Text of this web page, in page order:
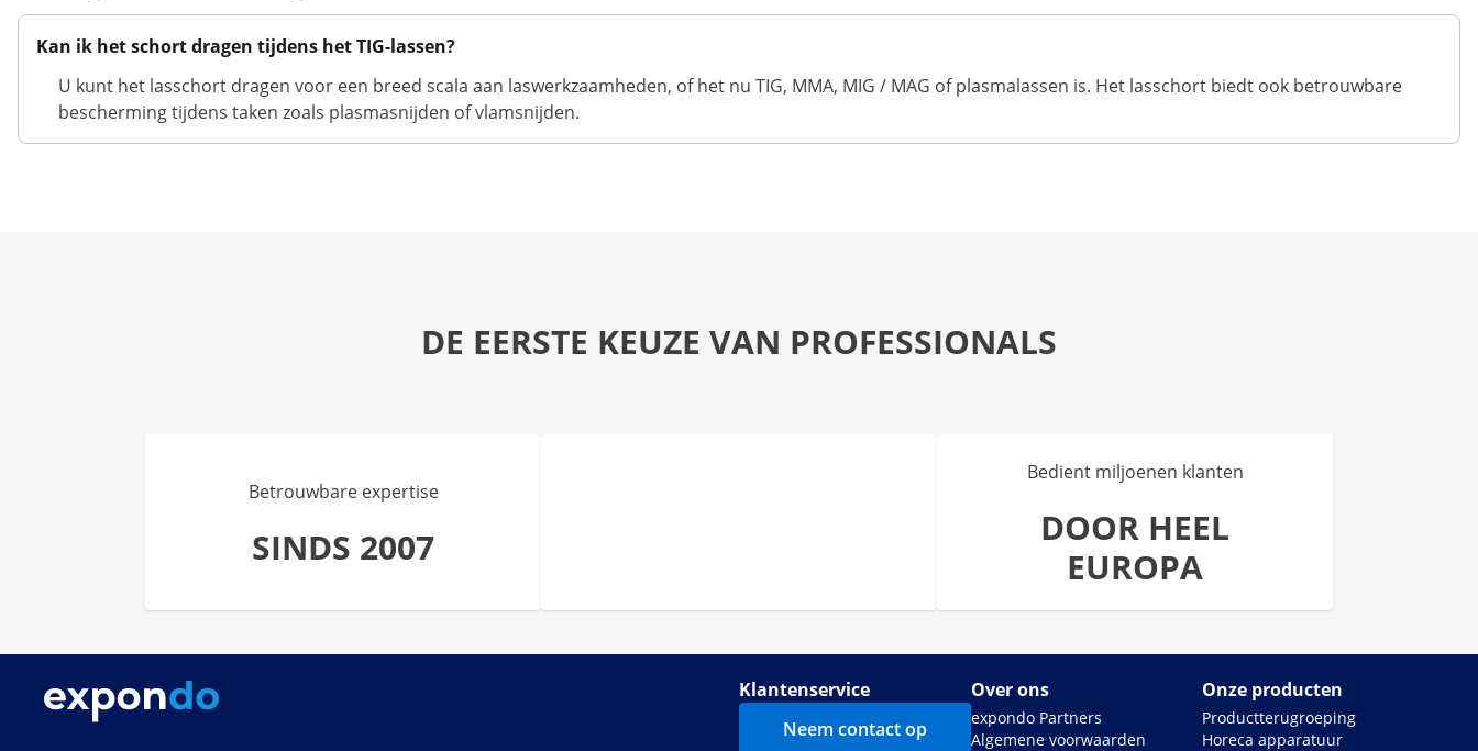
Kan ik het schort dragen tijdens het TIG-lassen?
U kunt het lasschort dragen voor een breed scala aan laswerkzaamheden, of het nu TIG, MMA, MIG / MAG of plasmalassen is. Het lasschort biedt ook betrouwbare
bescherming tijdens taken zoals plasmasnijden of vlamsnijden.
DE EERSTE KEUZE VAN PROFESSIONALS
Betrouwbare expertise
SINDS 2007
Bedient miljoenen klanten
DOOR HEEL
EUROPA
Klantenservice
Neem contact op
Over ons
expondo Partners
Algemene voorwaarden
Onze producten
Productterugroeping
Horeca apparatuur